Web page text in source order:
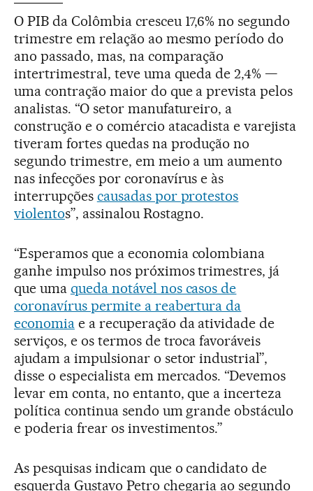
O PIB da Colômbia cresceu 17,6% no segundo
trimestre em relação ao mesmo período do
ano passado, mas, na comparação
intertrimestral, teve uma queda de 2,4% —
uma contração maior do que a prevista pelos
analistas. “O setor manufatureiro, a
construção e o comércio atacadista e varejista
tiveram fortes quedas na produção no
segundo trimestre, em meio a um aumento
nas infecções por coronavírus e às
interrupções causadas por protestos
violentos”, assinalou Rostagno.
“Esperamos que a economia colombiana
ganhe impulso nos próximos trimestres, já
que uma queda notável nos casos de
coronavírus permite a reabertura da
economiae a recuperação da atividade de
serviços, e os termos de troca favoráveis
ajudam a impulsionar o setor industrial”,
disse o especialista em mercados. “Devemos
levar em conta, no entanto, que a incerteza
política continua sendo um grande obstáculo
e poderia frear os investimentos.”
As pesquisas indicam que o candidato de
esquerda Gustavo Petro chegaria ao segundo